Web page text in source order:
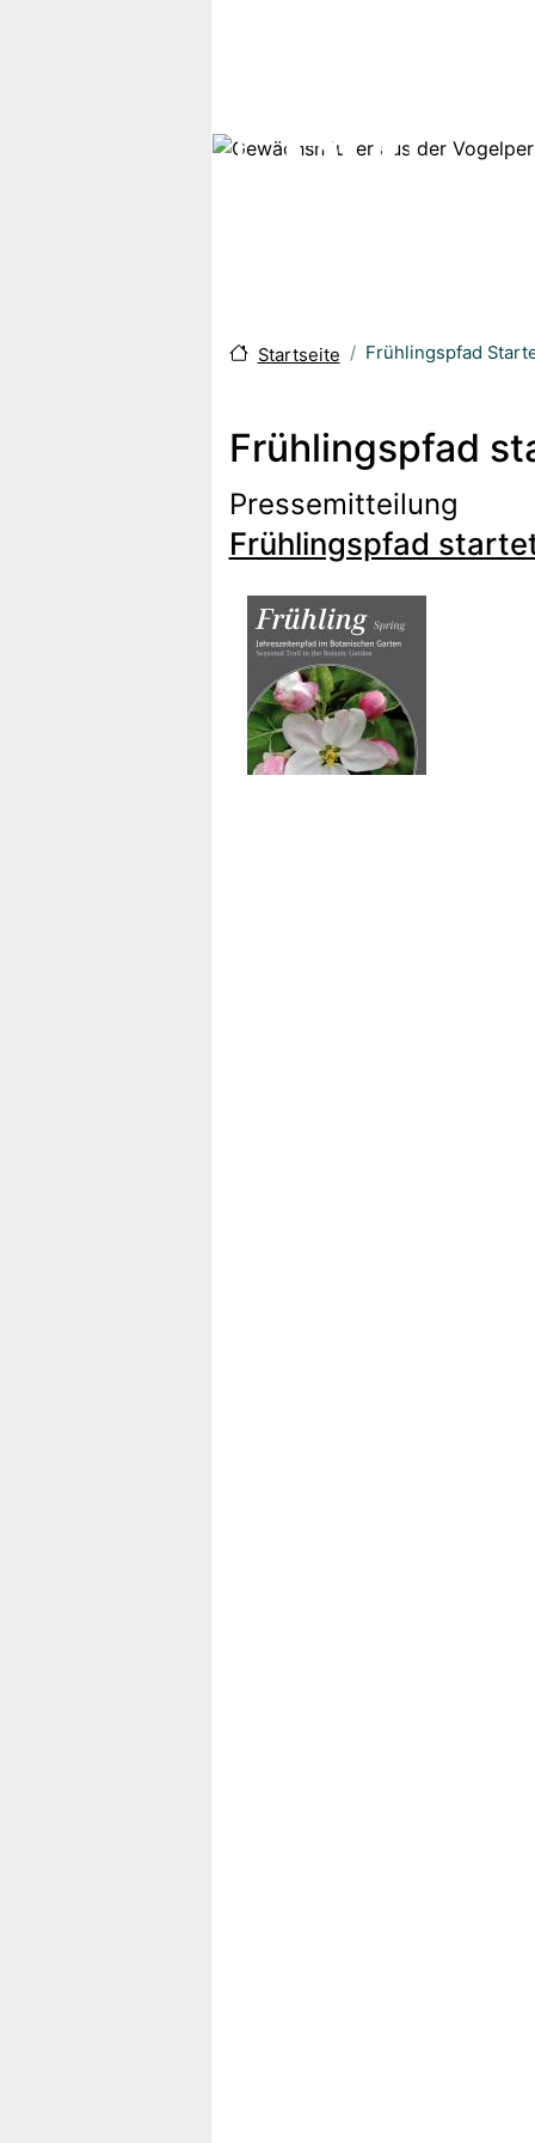
Startseite Frühlingspfad
Frühlingspfad
Pressemitteilung
Frühlingspfad